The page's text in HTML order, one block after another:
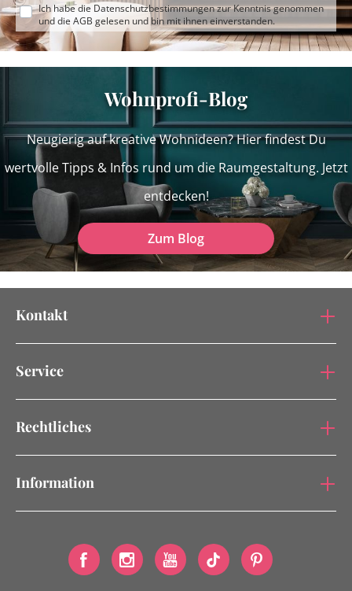
Ich habe die Datenschutzbestimmungenzur Kenntnis genommen
und die AGB gelesen und bin mit ihnen einverstanden.
Wohnprofi-Blog
Neugierig auf kreative Wohnideen? Hier findest Du
wertvolle Tipps & Infos rund um die Raumgestaltung. Jetzt
entdecken!
Zum Blog
Kontakt
Service
Rechtliches
Information